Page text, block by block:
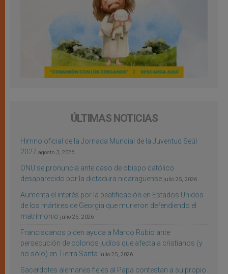
ÚLTIMAS NOTICIAS
Himno oficial de la Jornada Mundial de la Juventud Seúl
2027 agosto 3, 2026
ONU se pronuncia ante caso de obispo católico
desaparecido por la dictadura nicaragüense julio 25, 2026
Aumenta el interés por la beatificación en Estados Unidos
de los mártires de Georgia que murieron defendiendo el
matrimonio julio 25, 2026
Franciscanos piden ayuda a Marco Rubio ante
persecución de colonos judíos que afecta a cristianos (y
no sólo) en Tierra Santa julio 25, 2026
Sacerdotes alemanes fieles al Papa contestan a su propio